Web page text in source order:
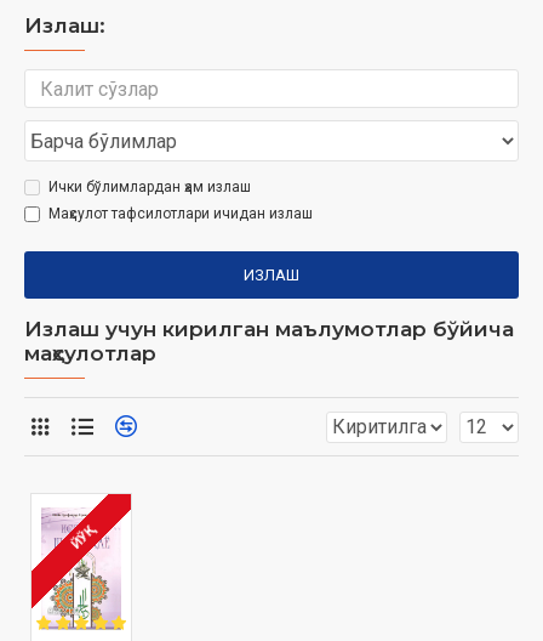
Излаш:
Ички бўлимлардан ҳам излаш
Маҳсулот тафсилотлари ичидан излаш
ИЗЛАШ
Излаш учун кирилган маълумотлар бўйича
маҳсулотлар
ЙЎҚ